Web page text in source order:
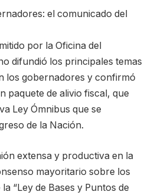
el comunicado del
por la Oficina del
difundió los principales temas
los gobernadores y confirmó
paquete de alivio fiscal, que
Ley Ómnibus que se
de la Nación.
extensa y productiva en la
mayoritario sobre los
“Ley de Bases y Puntos de